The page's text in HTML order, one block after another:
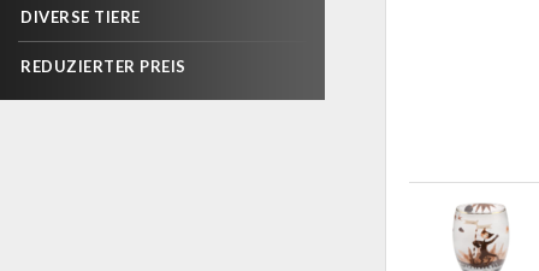
DIVERSE TIERE
REDUZIERTER PREIS